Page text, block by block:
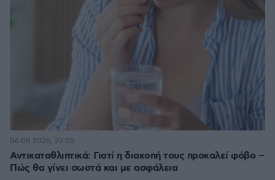
Αντικαταθλιπτικά: Γιατί η διακοπή τους προκαλεί φόβο –
Πώς θα γίνει σωστά και με ασφάλεια
06.08.2026, 22:05